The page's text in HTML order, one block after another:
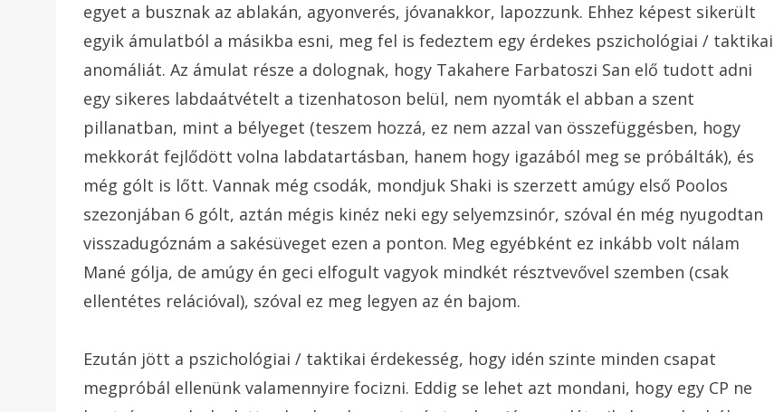
egyet a busznak az ablakán, agyonverés, jóvanakkor, lapozzunk. Ehhez képest sikerült
egyik ámulatból a másikba esni, meg fel is fedeztem egy érdekes pszichológiai / taktikai
anomáliát. Az ámulat része a dolognak, hogy Takahere Farbatoszi San elő tudott adni
egy sikeres labdaátvételt a tizenhatoson belül, nem nyomták el abban a szent
pillanatban, mint a bélyeget (teszem hozzá, ez nem azzal van összefüggésben, hogy
mekkorát fejlődött volna labdatartásban, hanem hogy igazából meg se próbálták), és
még gólt is lőtt. Vannak még csodák, mondjuk Shaki is szerzett amúgy első Poolos
szezonjában 6 gólt, aztán mégis kinéz neki egy selyemzsinór, szóval én még nyugodtan
visszadugóznám a sakésüveget ezen a ponton. Meg egyébként ez inkább volt nálam
Mané gólja, de amúgy én geci elfogult vagyok mindkét résztvevővel szemben (csak
ellentétes relációval), szóval ez meg legyen az én bajom.
Ezután jött a pszichológiai / taktikai érdekesség, hogy idén szinte minden csapat
megpróbál ellenünk valamennyire focizni. Eddig se lehet azt mondani, hogy egy CP ne